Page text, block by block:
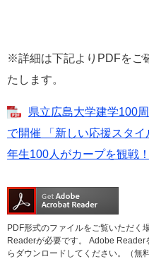
※詳細は下記よりPDFをご
たします。
県立広島大学建学100
で開催 「新しい応援スタ
年生100人がカープを観戦
PDF形式のファイルをご覧いただく
Readerが必要です。
Adobe Reader
らダウンロードしてください。（無料